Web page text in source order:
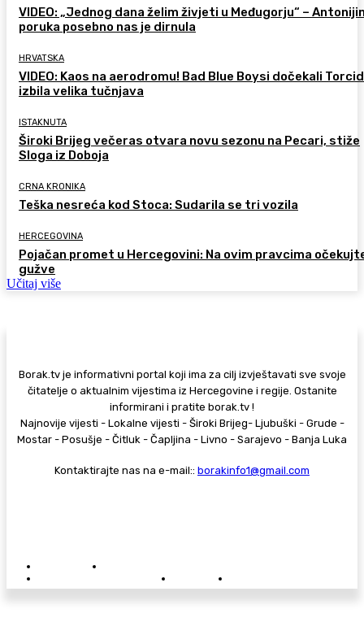
VIDEO: „Jednog dana želim živjeti u Međugorju“ –
poruka posebno nas je dirnula
HRVATSKA
VIDEO: Kaos na aerodromu! Bad Blue Boysi dočekali
izbila velika tučnjava
ISTAKNUTA
Široki Brijeg večeras otvara novu sezonu na Pecari, stiže
Sloga iz Doboja
CRNA KRONIKA
Teška nesreća kod Stoca: Sudarila se tri vozila
HERCEGOVINA
Pojačan promet u Hercegovini: Na ovim pravcima
gužve
Učitaj više
Borak.tv je informativni portal koji ima za cilj izvještavati sve svoje
čitatelje o aktualnim vijestima iz Hercegovine i regije. Ostanite
informirani i pratite borak.tv !
Najnovije vijesti - Lokalne vijesti - Široki Brijeg- Ljubuški - Grude -
Mostar - Posušje - Čitluk - Čapljina - Livno - Sarajevo - Banja Luka
Kontaktirajte nas na e-mail:: borakinfo1@gmail.com